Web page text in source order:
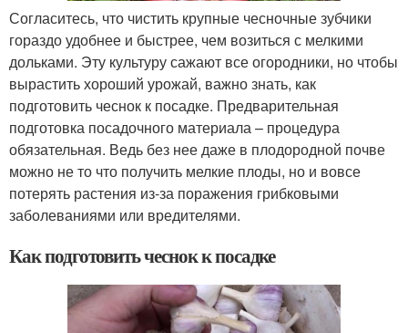
Согласитесь, что чистить крупные чесночные зубчики
гораздо удобнее и быстрее, чем возиться с мелкими
дольками. Эту культуру сажают все огородники, но чтобы
вырастить хороший урожай, важно знать, как
подготовить чеснок к посадке. Предварительная
подготовка посадочного материала – процедура
обязательная. Ведь без нее даже в плодородной почве
можно не то что получить мелкие плоды, но и вовсе
потерять растения из-за поражения грибковыми
заболеваниями или вредителями.
Как подготовить чеснок к посадке